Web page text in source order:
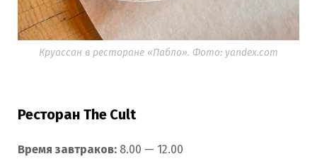
Круассан в ресторане «Пабло». Фото: yandex.com
Ресторан The Cult
Время завтраков: 8.00 — 12.00